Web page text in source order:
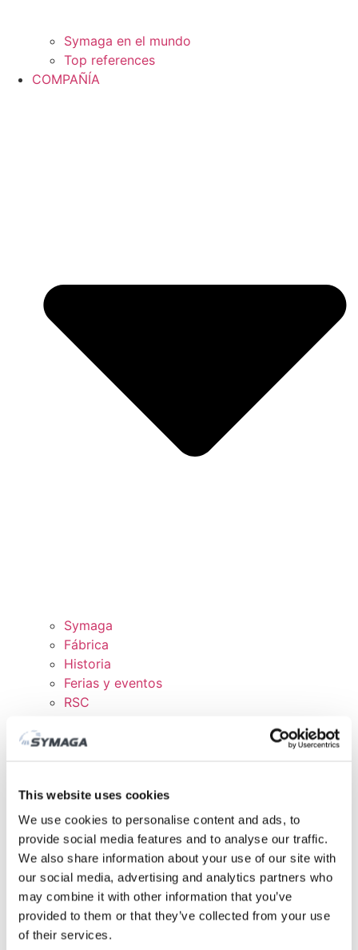
This website uses cookies
We use cookies to personalise content and ads, to
provide social media features and to analyse our traffic.
We also share information about your use of our site with
our social media, advertising and analytics partners who
may combine it with other information that you’ve
provided to them or that they’ve collected from your use
of their services.
Symaga en el mundo
Top references
COMPAÑÍA
Symaga
Fábrica
Historia
Ferias y eventos
RSC
Certificados y políticas